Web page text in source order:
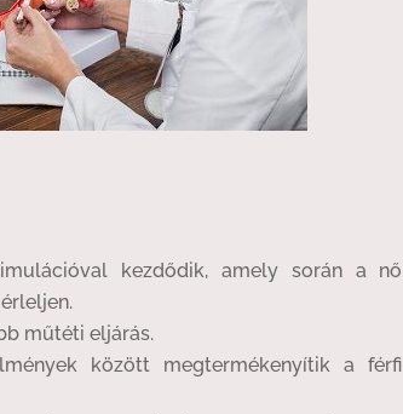
kezdődik, amely során a nő
műtéti eljárás.
között megtermékenyítik a férfi